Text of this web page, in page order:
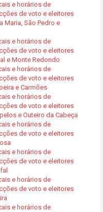
e horários de
de voto e eleitores
Maria, São Pedro e
e horários de
de voto e eleitores
e Monte Redondo
e horários de
de voto e eleitores
e Carmões
e horários de
de voto e eleitores
e Outeiro da Cabeça
e horários de
de voto e eleitores
e horários de
de voto e eleitores
e horários de
de voto e eleitores
e horários de